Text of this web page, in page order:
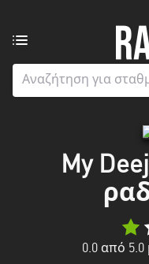
σταθμοί
από:
νομούς
Μακεδονία
My
0.0 από 5.0